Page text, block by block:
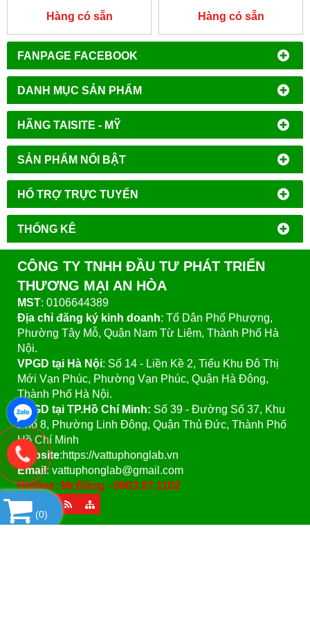
FANPAGE FACEBOOK
DANH MỤC SẢN PHẨM
HÃNG TAISITE - MỸ
SẢN PHẨM NỔI BẬT
HỔ TRỢ TRỰC TUYẾN
THỐNG KÊ
Hàng có sẵn Hàng có sẵn
CÔNG TY TNHH ĐẦU TƯ PHÁT TRIỂN
THƯƠNG MẠI AN HÒA
MST: 0106644389
Địa chỉ đăng ký kinh doanh: Tổ Dân Phố Phượng,
Phường Tây Mỗ, Quận Nam Từ Liêm, Thành Phố Hà
Nội.
VPGD tại Hà Nội: Số 14 - Liền Kề 2, Tiểu Khu Đô Thị
Mới Vạn Phúc, Phường Vạn Phúc, Quận Hà Đông,
Thành Phố Hà Nội.
VPGD tại TP.Hồ Chí Minh: Số 39 - Đường Số 37, Khu
Phố 8, Phường Linh Đông, Quận Thủ Đức, Thành Phố
Hồ Chí Minh
Website:https://vattuphonglab.vn
Email: vattuphonglab@gmail.com
Hotline: Mr.Đăng - 0903.07.1102
(0)